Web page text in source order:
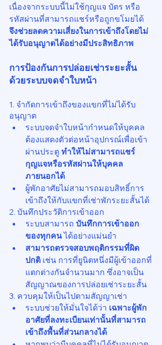
เนื่องจากระบบนี้ไม่ใช้กุญแจ บัตร หรือ
รหัสผ่านที่สามารถแชร์หรือถูกขโมยได้
จึงช่วยลดความเสี่ยงในการเข้าถึงโดยไม่
ได้รับอนุญาตได้อย่างมีประสิทธิภาพ
การป้องกันการปล่อยเช่าระยะสั้น
ด้วยระบบจดจำใบหน้า
1. จำกัดการเข้าถึงของแขกที่ไม่ได้รับ
อนุญาต
ระบบจดจำใบหน้ากำหนดให้บุคคล
ต้องแสดงตัวต่อหน้าอุปกรณ์เพื่อเข้า
ผ่านประตู ทำให้ไม่สามารถแชร์
กุญแจหรือรหัสผ่านให้บุคคล
ภายนอกได้
ผู้พักอาศัยไม่สามารถมอบสิทธิ์การ
เข้าถึงให้กับแขกที่เช่าพักระยะสั้นได้
2. บันทึกประวัติการเข้าออก
ระบบสามารถ บันทึกการเข้าออก
ของทุกคน ได้อย่างแม่นยำ
สามารถตรวจสอบพฤติกรรมที่ผิด
ปกติ เช่น การที่ยูนิตหนึ่งมีผู้เข้าออกที่
แตกต่างกันจำนวนมาก ซึ่งอาจเป็น
สัญญาณของการปล่อยเช่าระยะสั้น
3. ควบคุมให้เป็นไปตามสัญญาเช่า
ระบบช่วยให้มั่นใจได้ว่า เฉพาะผู้พัก
อาศัยที่ลงทะเบียนเท่านั้นที่สามารถ
เข้าถึงพื้นที่ส่วนกลางได้